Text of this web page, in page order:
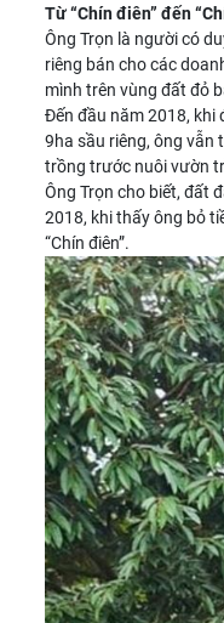
Từ “Chín điên” đến
Ông Trọn là người có
riêng bán cho các
mình trên vùng đất đỏ
Đến đầu năm 2018, khi
9ha sầu riêng, ông vẫn
trồng trước nuôi vườn
Ông Trọn cho biết, đất
2018, khi thấy ông bỏ
“Chín điên”.